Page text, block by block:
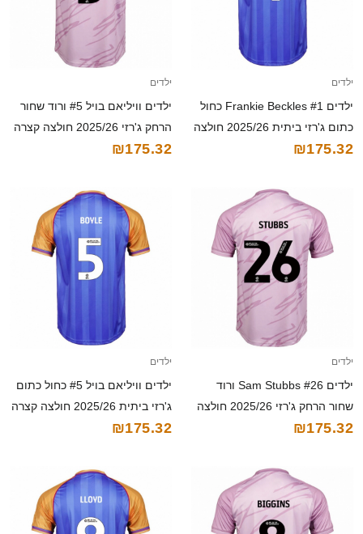
ילדים
ילדים Frankie Beckles #1 כחול
כתום ג'רזי ביתית 2025/26 חולצה
קצרה
₪175.32
ילדים
ילדים וויליאם בויל #5 ורוד שחור
הרחק ג'רזי 2025/26 חולצה קצרה
₪175.32
ילדים
ילדים Sam Stubbs #26 ורוד
שחור הרחק ג'רזי 2025/26 חולצה
קצרה
₪175.32
ילדים
ילדים וויליאם בויל #5 כחול כתום
ג'רזי ביתית 2025/26 חולצה קצרה
₪175.32